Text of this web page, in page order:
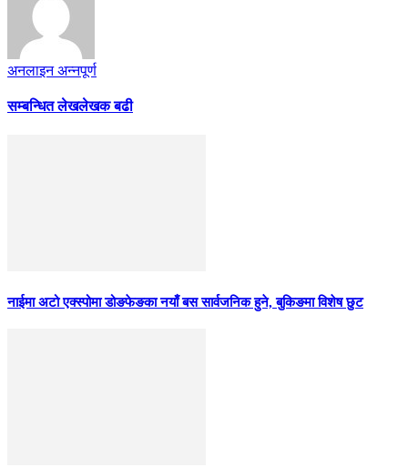
अनलाइन अन्नपूर्ण
सम्बन्धित लेखलेखक बढी
नाईमा अटो एक्स्पोमा डोङफेङका नयाँ बस सार्वजनिक हुने, बुकिङमा विशेष छुट